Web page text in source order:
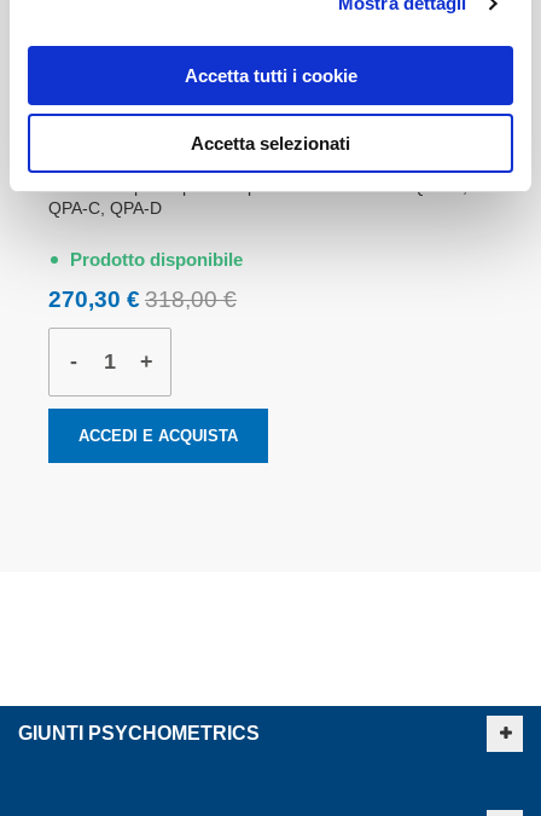
Accetta tutti i cookie
Accetta selezionati
93491Q - QPA - Kit scuola sec. II grado e
QPA-C, QPA-D
Prodotto disponibile
270,30 € 318,00 €
- +
ACCEDI E ACQUISTA
GIUNTI PSYCHOMETRICS